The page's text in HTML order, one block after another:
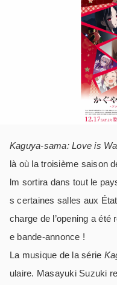
Kaguya-sama: Love is
là où la troisième saison
lm sortira dans tout le
s certaines salles aux
charge de l’opening a été
e bande-annonce !
La musique de la série
ulaire. Masayuki Suzuki